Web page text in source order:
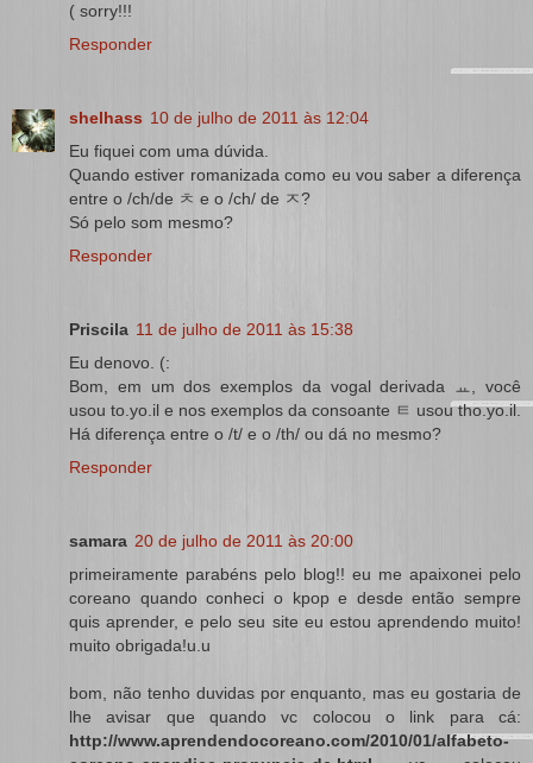
( sorry!!!
Responder
shelhass 10 de julho de 2011 às 12:04
Eu fiquei com uma dúvida.
Quando estiver romanizada como eu vou saber a diferença
entre o /ch/de ㅊ e o /ch/ de ㅈ?
Só pelo som mesmo?
Responder
Priscila 11 de julho de 2011 às 15:38
Eu denovo. (:
Bom, em um dos exemplos da vogal derivada ㅛ, você
usou to.yo.il e nos exemplos da consoante ㅌ usou tho.yo.il.
Há diferença entre o /t/ e o /th/ ou dá no mesmo?
Responder
samara 20 de julho de 2011 às 20:00
primeiramente parabéns pelo blog!! eu me apaixonei pelo
coreano quando conheci o kpop e desde então sempre
quis aprender, e pelo seu site eu estou aprendendo muito!
muito obrigada!u.u
bom, não tenho duvidas por enquanto, mas eu gostaria de
lhe avisar que quando vc colocou o link para cá:
http://www.aprendendocoreano.com/2010/01/alfabeto-